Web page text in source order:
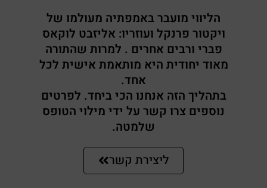
הליווי מועבר באמפתיה מעולמו של
ויקטור פרנקל ועוזריו: אליזבט לוקאס
פברי ורבים אחרים . למרות שהתורה
מאוד יחודית היא מותאמת אישית לכל
אחד.
בתהליך הזה אנחנו הכי ביחד. לפרטים
נוספים צרו קשר על ידי מילוי הטופס
שלמטה.
ליצירת קשר